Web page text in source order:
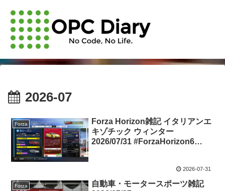
2026-07
Forza
Forza Horizon雑記 イタリアンエ
キゾチック ウィンター
2026/07/31 #ForzaHorizon6
2026-07-31
Forza
自動車・モータースポーツ雑記